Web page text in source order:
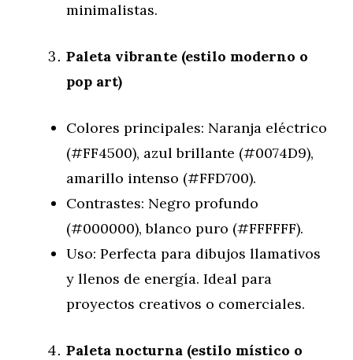
minimalistas.
Paleta vibrante (estilo moderno o
pop art)
Colores principales: Naranja eléctrico
(#FF4500), azul brillante (#0074D9),
amarillo intenso (#FFD700).
Contrastes: Negro profundo
(#000000), blanco puro (#FFFFFF).
Uso: Perfecta para dibujos llamativos
y llenos de energía. Ideal para
proyectos creativos o comerciales.
Paleta nocturna (estilo místico o